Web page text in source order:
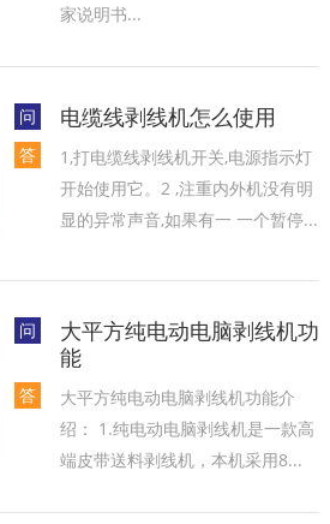
家说明书...
问 电缆线剥线机怎么使用
答
1,打电缆线剥线机开关,电源指示灯
开始使用它。2 ,注重内外机没有明
显的异常声音,如果有一 一个暂停...
问
大平方纯电动电脑剥线机功
能
答
大平方纯电动电脑剥线机功能介
绍： 1.纯电动电脑剥线机是一款高
端皮带送料剥线机，本机采用8...